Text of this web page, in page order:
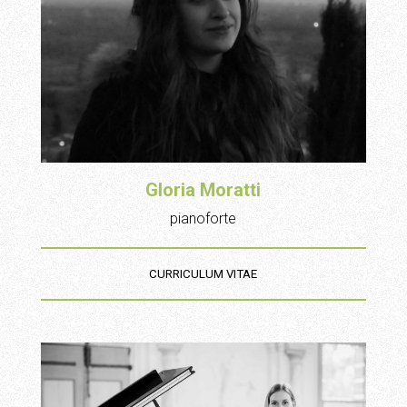
Gloria Moratti
pianoforte
CURRICULUM VITAE